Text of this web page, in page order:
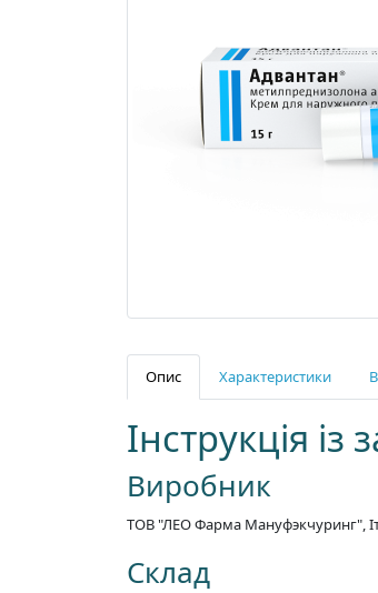
Опис Характеристики
Інструкція
Виробник
ТОВ "ЛЕО Фарма Мануфэкчуринг",
Склад